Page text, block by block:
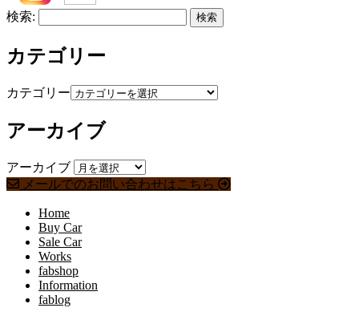
検索:
カテゴリー
カテゴリー
アーカイブ
アーカイブ
メールでのお問い合わせはこちら
Home
Buy Car
Sale Car
Works
fabshop
Information
fablog